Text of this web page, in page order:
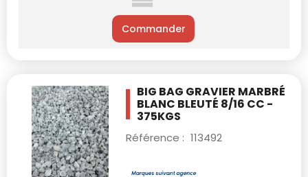
Commander
BIG BAG GRAVIER MARBRÉ
BLANC BLEUTÉ 8/16 CC -
375KGS
Référence : 113492